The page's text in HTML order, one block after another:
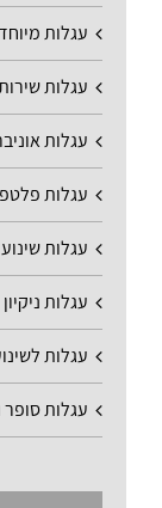
עגלות
עגלות
עגלות
עגלות
עגלות
עגלות ניקיון
עגלות
עגלות